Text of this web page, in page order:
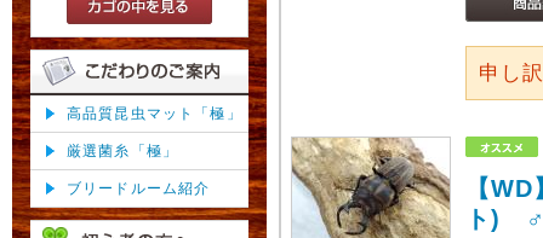
高品質昆虫マット「極」
厳選菌糸「極」
ブリードルーム紹介
申し
【
ト)